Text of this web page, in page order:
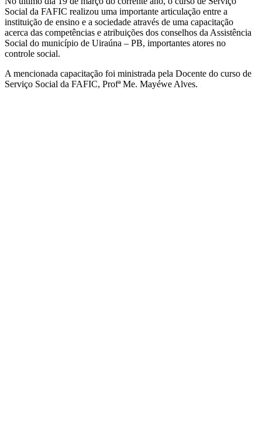
Social da FAFIC realizou uma importante articulação entre a
instituição de ensino e a sociedade através de uma capacitação
acerca das competências e atribuições dos conselhos da Assistência
Social do município de Uiraúna – PB, importantes atores no
controle social.
A mencionada capacitação foi ministrada pela Docente do curso de
Serviço Social da FAFIC, Profª Me. Mayéwe Alves.